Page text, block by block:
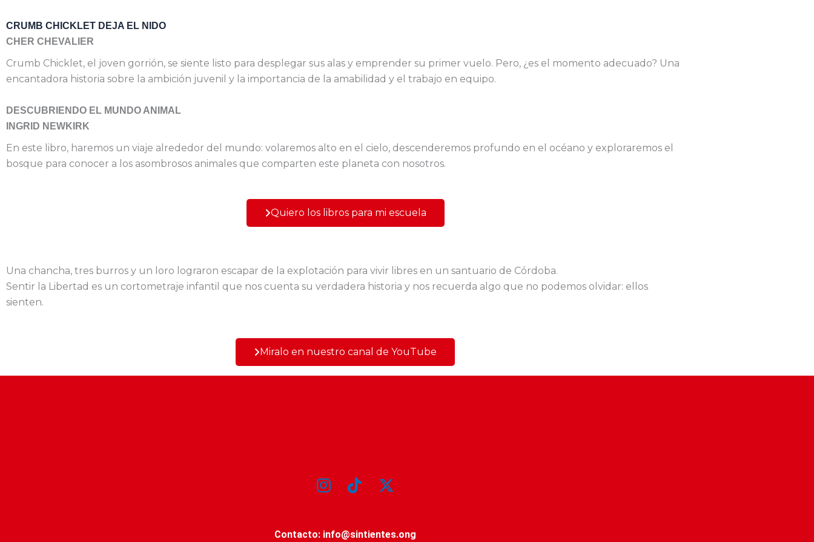
CRUMB CHICKLET DEJA EL NIDO
CHER CHEVALIER
Crumb Chicklet, el joven gorrión, se siente listo para desplegar sus alas y emprender su primer vuelo. Pero, ¿es el momento adecuado? Una
encantadora historia sobre la ambición juvenil y la importancia de la amabilidad y el trabajo en equipo.
DESCUBRIENDO EL MUNDO ANIMAL
INGRID NEWKIRK
En este libro, haremos un viaje alrededor del mundo: volaremos alto en el cielo, descenderemos profundo en el océano y exploraremos el
bosque para conocer a los asombrosos animales que comparten este planeta con nosotros.
Quiero los libros para mi escuela
Una chancha, tres burros y un loro lograron escapar de la explotación para vivir libres en un santuario de Córdoba.
Sentir la Libertad es un cortometraje infantil que nos cuenta su verdadera historia y nos recuerda algo que no podemos olvidar: ellos
sienten.
Miralo en nuestro canal de YouTube
Contacto: info@sintientes.ong